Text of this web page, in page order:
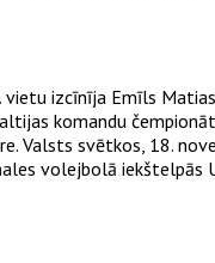
izcīnīja Emīls
komandu
Valsts svētkos, 18.
volejbolā iekštelpās